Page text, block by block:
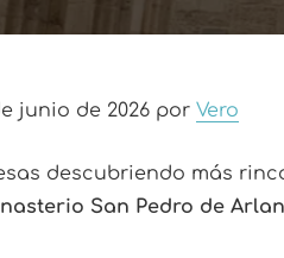
junio de 2026 por Vero
descubriendo más
San Pedro de